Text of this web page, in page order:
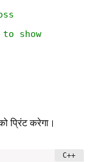
show
प्रिंट करेगा।